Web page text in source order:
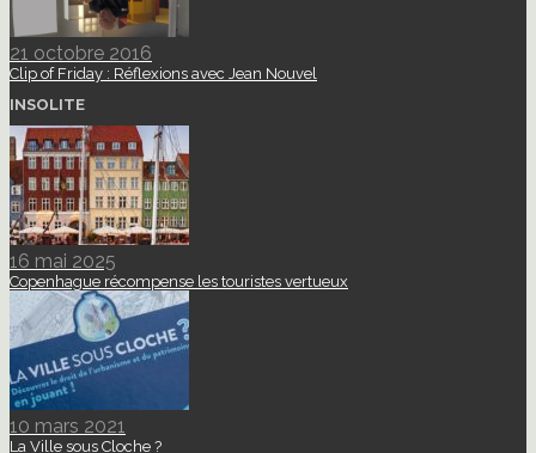
21 octobre 2016
Clip of Friday : Réflexions avec Jean Nouvel
INSOLITE
16 mai 2025
Copenhague récompense les touristes vertueux
10 mars 2021
La Ville sous Cloche ?